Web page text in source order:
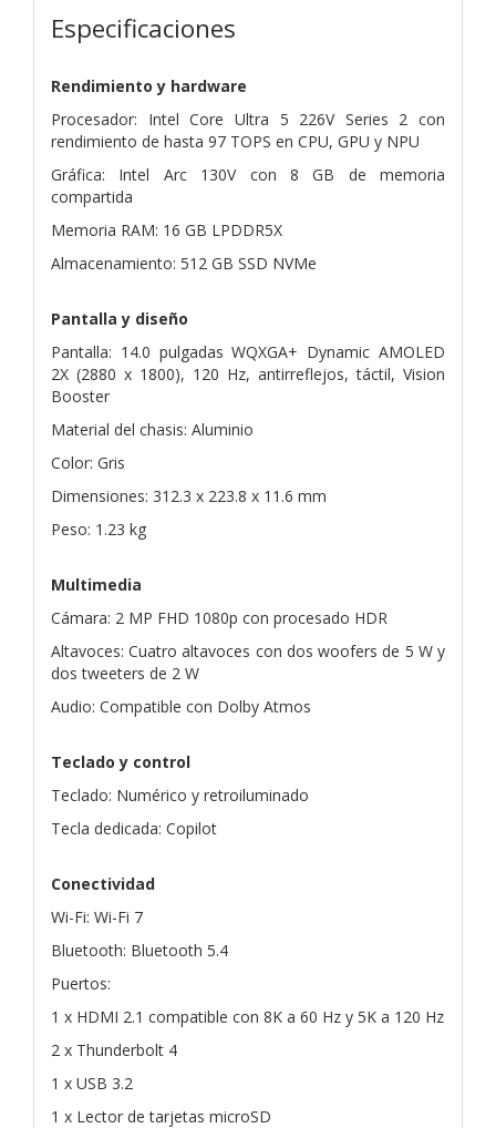
Especificaciones
Rendimiento y hardware
Procesador: Intel Core Ultra 5 226V Series 2 con
rendimiento de hasta 97 TOPS en CPU, GPU y NPU
Gráfica: Intel Arc 130V con 8 GB de memoria
compartida
Memoria RAM: 16 GB LPDDR5X
Almacenamiento: 512 GB SSD NVMe
Pantalla y diseño
Pantalla: 14.0 pulgadas WQXGA+ Dynamic AMOLED
2X (2880 x 1800), 120 Hz, antirreflejos, táctil, Vision
Booster
Material del chasis: Aluminio
Color: Gris
Dimensiones: 312.3 x 223.8 x 11.6 mm
Peso: 1.23 kg
Multimedia
Cámara: 2 MP FHD 1080p con procesado HDR
Altavoces: Cuatro altavoces con dos woofers de 5 W y
dos tweeters de 2 W
Audio: Compatible con Dolby Atmos
Teclado y control
Teclado: Numérico y retroiluminado
Tecla dedicada: Copilot
Conectividad
Wi-Fi: Wi-Fi 7
Bluetooth: Bluetooth 5.4
Puertos:
1 x HDMI 2.1 compatible con 8K a 60 Hz y 5K a 120 Hz
2 x Thunderbolt 4
1 x USB 3.2
1 x Lector de tarjetas microSD